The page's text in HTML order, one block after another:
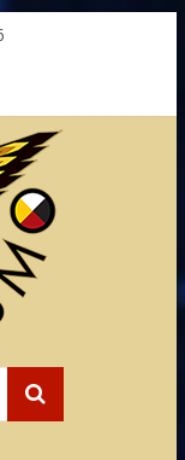
Espírito Ancestral
Crescimento